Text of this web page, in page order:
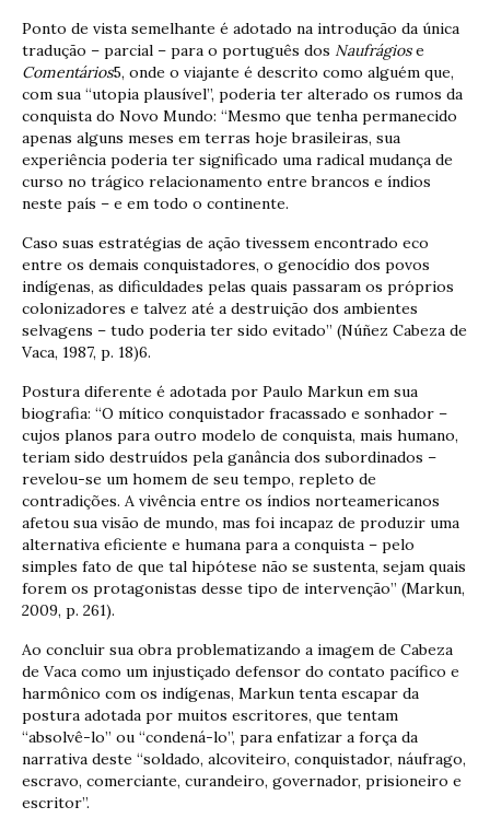
Ponto de vista semelhante é adotado na introdução da única
tradução – parcial – para o português dos Naufrágiose
Comentários5, onde o viajante é descrito como alguém que,
com sua “utopia plausível”, poderia ter alterado os rumos da
conquista do Novo Mundo: “Mesmo que tenha permanecido
apenas alguns meses em terras hoje brasileiras, sua
experiência poderia ter significado uma radical mudança de
curso no trágico relacionamento entre brancos e índios
neste país – e em todo o continente.
Caso suas estratégias de ação tivessem encontrado eco
entre os demais conquistadores, o genocídio dos povos
indígenas, as dificuldades pelas quais passaram os próprios
colonizadores e talvez até a destruição dos ambientes
selvagens – tudo poderia ter sido evitado” (Núñez Cabeza de
Vaca, 1987, p. 18)6.
Postura diferente é adotada por Paulo Markun em sua
biografia: “O mítico conquistador fracassado e sonhador –
cujos planos para outro modelo de conquista, mais humano,
teriam sido destruídos pela ganância dos subordinados –
revelou-se um homem de seu tempo, repleto de
contradições. A vivência entre os índios norteamericanos
afetou sua visão de mundo, mas foi incapaz de produzir uma
alternativa eficiente e humana para a conquista – pelo
simples fato de que tal hipótese não se sustenta, sejam quais
forem os protagonistas desse tipo de intervenção” (Markun,
2009, p. 261).
Ao concluir sua obra problematizando a imagem de Cabeza
de Vaca como um injustiçado defensor do contato pacífico e
harmônico com os indígenas, Markun tenta escapar da
postura adotada por muitos escritores, que tentam
“absolvê-lo” ou “condená-lo”, para enfatizar a força da
narrativa deste “soldado, alcoviteiro, conquistador, náufrago,
escravo, comerciante, curandeiro, governador, prisioneiro e
escritor”.